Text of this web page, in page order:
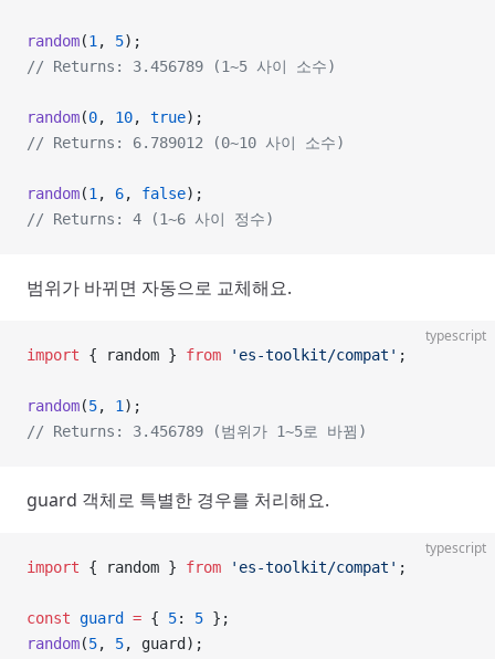
random(1 , 5);
// Returns: 3.456789 (1~5 사이 소수)
random(0, 10, true);
// Returns: 6.789012 (0~10 사이 소수)
random(1 , 6, false);
// Returns: 4 (1~6 사이 정수)
범위가 바뀌면 자동으로 교체해요.
typescript
import { random } from 'es-toolkit/compat' ;
random(5, 1 );
// Returns: 3.456789 (범위가 1~5로 바뀜)
guard 객체로 특별한 경우를 처리해요.
typescript
import { random } from 'es-toolkit/compat' ;
const guard = { 5: 5 };
random(5, 5, guard);